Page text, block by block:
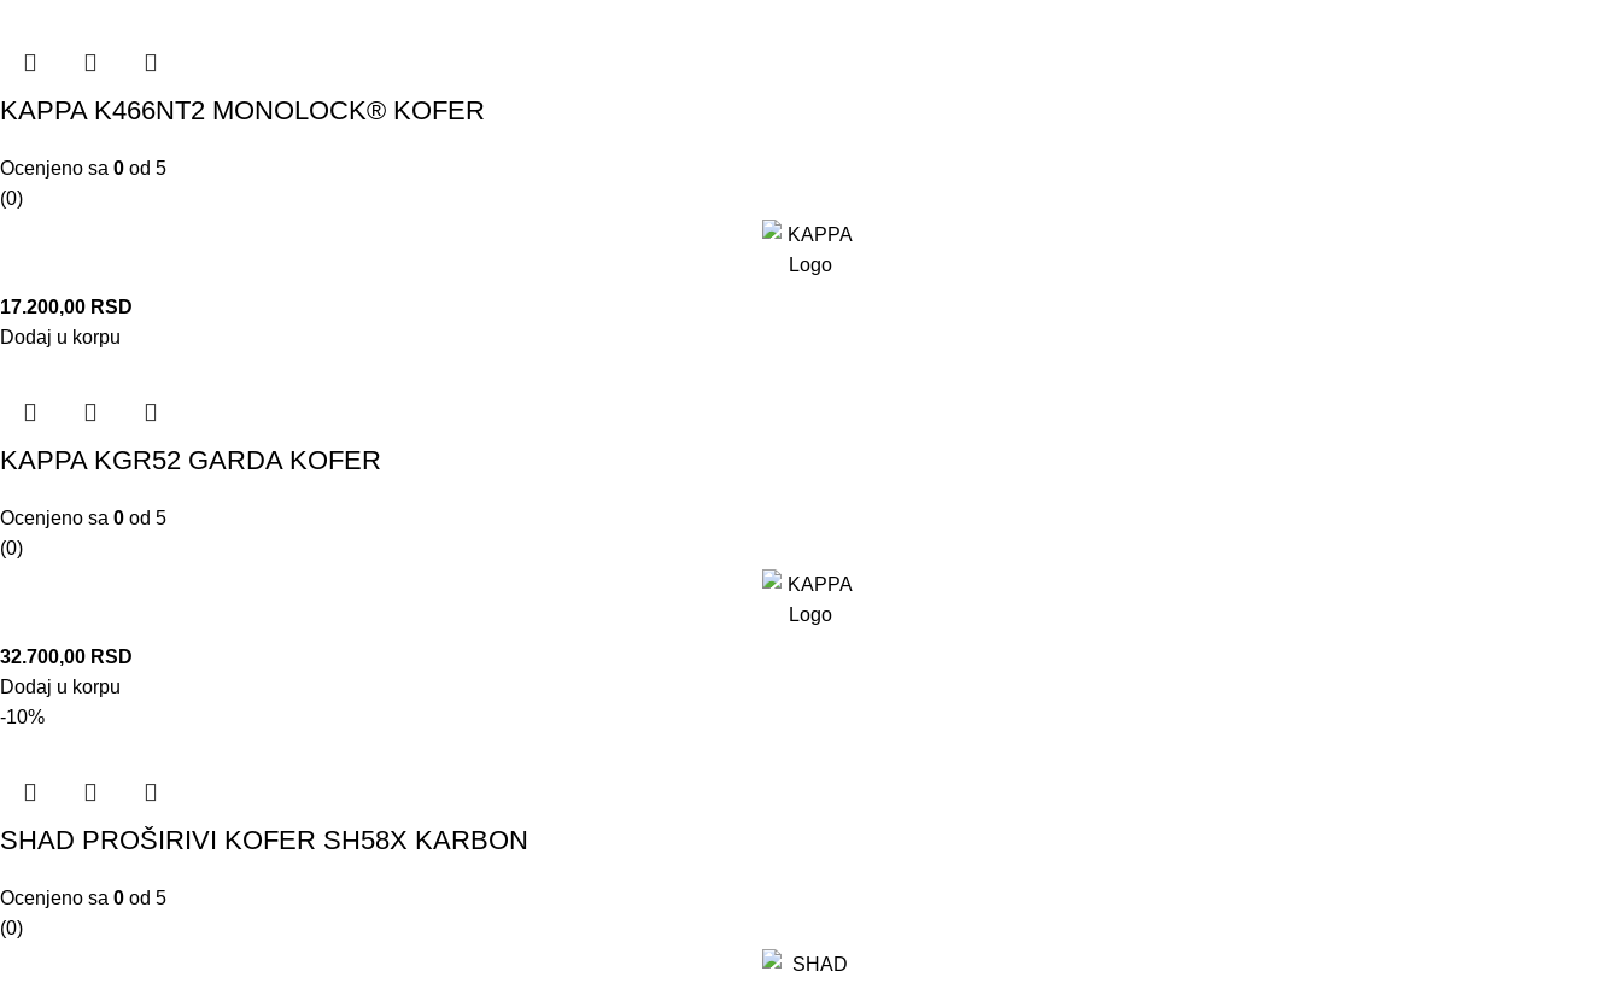
KAPPA K466NT2 MONOLOCK® KOFER
Ocenjeno sa 0 od 5
(0)
17.200,00 RSD
Dodaj u korpu
KAPPA KGR52 GARDA KOFER
Ocenjeno sa 0 od 5
(0)
32.700,00 RSD
Dodaj u korpu
-10%
SHAD PROŠIRIVI KOFER SH58X KARBON
Ocenjeno sa 0 od 5
(0)